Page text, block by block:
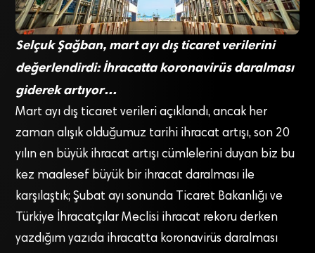
Selçuk Şağban, mart ayı dış ticaret verilerini
değerlendirdi: İhracatta koronavirüs daralması
giderek artıyor…
Mart ayı dış ticaret verileri açıklandı, ancak her
zaman alışık olduğumuz tarihi ihracat artışı, son 20
yılın en büyük ihracat artışı cümlelerini duyan biz bu
kez maalesef büyük bir ihracat daralması ile
karşılaştık; Şubat ayı sonunda Ticaret Bakanlığı ve
Türkiye İhracatçılar Meclisi ihracat rekoru derken
yazdığım yazıda ihracatta koronavirüs daralması